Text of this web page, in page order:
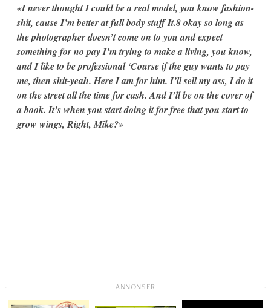
«I never thought I could be a real model, you know fashion-
shit, cause I’m better at full body stuff It.8 okay so long as
the photographer doesn’t come on to you and expect
something for no pay I’m trying to make a living, you know,
and I like to be professional ‘Course if the guy wants to pay
me, then shit-yeah. Here I am for him. I’ll sell my ass, I do it
on the street all the time for cash. And I’ll be on the cover of
a book. It’s when you start doing it for free that you start to
grow wings, Right, Mike?»